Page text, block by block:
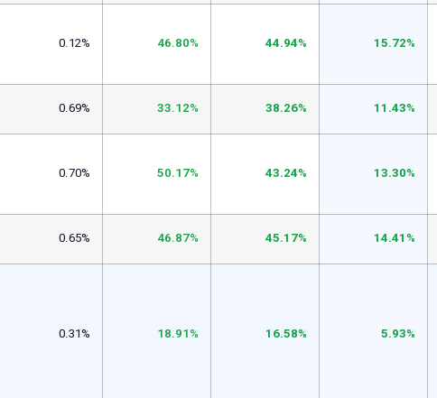
15.72%
44.94%
46.80%
0.12%
11.43%
38.26%
33.12%
0.69%
13.30%
43.24%
50.17%
0.70%
14.41%
45.17%
46.87%
0.65%
5.93%
16.58%
18.91%
0.31%